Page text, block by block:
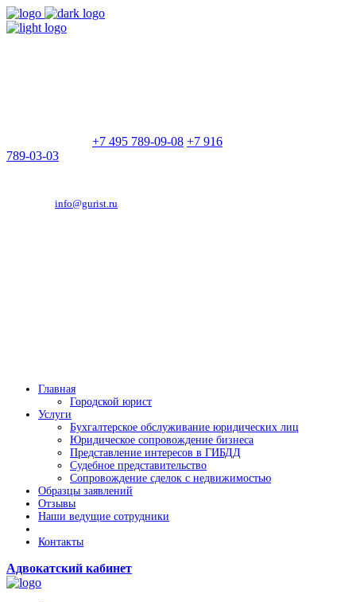
+7 495 789-09-08 +7 916
789-03-03
info@gurist.ru
Главная
Городской юрист
Услуги
Бухгалтерское обслуживание юридических лиц
Юридическое сопровождение бизнеса
Представление интересов в ГИБДД
Судебное представительство
Сопровождение сделок с недвижимостью
Образцы заявлений
Отзывы
Наши ведущие сотрудники
Контакты
Адвокатский кабинет